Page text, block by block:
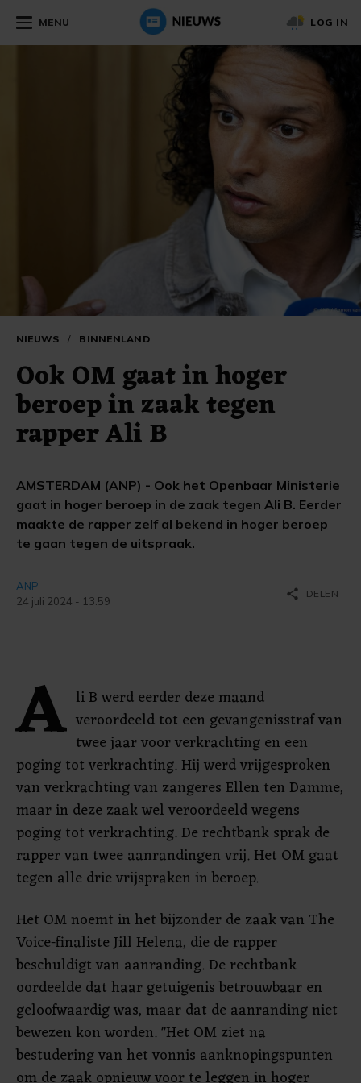
MENU LOG IN
NIEUWS / BINNENLAND
Ook OM gaat in hoger
beroep in zaak tegen
rapper Ali B
AMSTERDAM (ANP) - Ook het Openbaar Ministerie
gaat in hoger beroep in de zaak tegen Ali B. Eerder
maakte de rapper zelf al bekend in hoger beroep
te gaan tegen de uitspraak.
ANP
24 juli 2024 - 13:59
share DELEN
A li B werd eerder deze maand
veroordeeld tot een gevangenisstraf van
twee jaar voor verkrachting en een
poging tot verkrachting. Hij werd vrijgesproken
van verkrachting van zangeres Ellen ten Damme,
maar in deze zaak wel veroordeeld wegens
poging tot verkrachting. De rechtbank sprak de
rapper van twee aanrandingen vrij. Het OM gaat
tegen alle drie vrijspraken in beroep.
Het OM noemt in het bijzonder de zaak van The
Voice-finaliste Jill Helena, die de rapper
beschuldigt van aanranding. De rechtbank
oordeelde dat haar getuigenis betrouwbaar en
geloofwaardig was, maar dat de aanranding niet
bewezen kon worden. "Het OM ziet na
bestudering van het vonnis aanknopingspunten